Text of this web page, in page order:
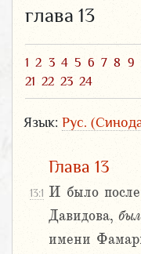
глава 13
1 2 3 4 5 6 7 8 9
21 22 23 24
Язык: Рус.
Глава 13
13:1 И было после
Давидова,
имени